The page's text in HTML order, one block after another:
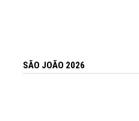
SÃO JOÃO 2026